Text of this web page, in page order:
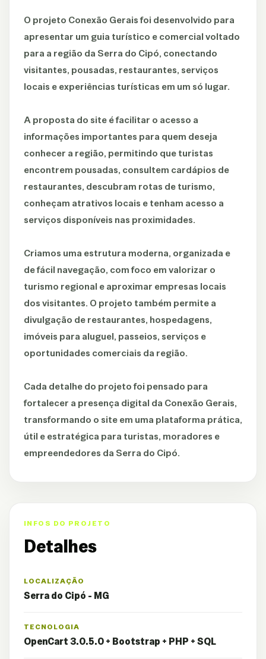
O projeto Conexão Gerais foi desenvolvido para
apresentar um guia turístico e comercial voltado
para a região da Serra do Cipó, conectando
visitantes, pousadas, restaurantes, serviços
locais e experiências turísticas em um só lugar.
A proposta do site é facilitar o acesso a
informações importantes para quem deseja
conhecer a região, permitindo que turistas
encontrem pousadas, consultem cardápios de
restaurantes, descubram rotas de turismo,
conheçam atrativos locais e tenham acesso a
serviços disponíveis nas proximidades.
Criamos uma estrutura moderna, organizada e
de fácil navegação, com foco em valorizar o
turismo regional e aproximar empresas locais
dos visitantes. O projeto também permite a
divulgação de restaurantes, hospedagens,
imóveis para aluguel, passeios, serviços e
oportunidades comerciais da região.
Cada detalhe do projeto foi pensado para
fortalecer a presença digital da Conexão Gerais,
transformando o site em uma plataforma prática,
útil e estratégica para turistas, moradores e
empreendedores da Serra do Cipó.
INFOS DO PROJETO
Detalhes
LOCALIZAÇÃO
Serra do Cipó - MG
TECNOLOGIA
OpenCart 3.0.5.0 + Bootstrap + PHP + SQL